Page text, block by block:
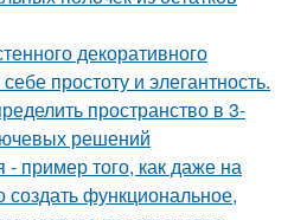
декоративного
простоту и элегантность.
пространство в 3-
решений
пример того, как даже на
функциональное,